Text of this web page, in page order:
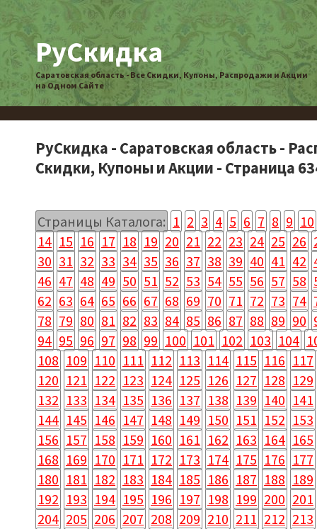
РуСкидка
Саратовская область - Все Скидки, Купоны, Распродажи и Акции
на Одном Сайте
РуСкидка - Саратовская область -
Скидки, Купоны и Акции - Страница
Страницы Каталога: 1 2 3 4 5 6 7 8 9 10
14 15 16 17 18 19 20 21 22 23 24 25 26
30 31 32 33 34 35 36 37 38 39 40 41 42
46 47 48 49 50 51 52 53 54 55 56 57 58
62 63 64 65 66 67 68 69 70 71 72 73 74
78 79 80 81 82 83 84 85 86 87 88 89 90
94 95 96 97 98 99 100 101 102 103 104
108 109 110 111 112 113 114 115 116 117
120 121 122 123 124 125 126 127 128 129
132 133 134 135 136 137 138 139 140 141
144 145 146 147 148 149 150 151 152 153
156 157 158 159 160 161 162 163 164 165
168 169 170 171 172 173 174 175 176 177
180 181 182 183 184 185 186 187 188 189
192 193 194 195 196 197 198 199 200 201
204 205 206 207 208 209 210 211 212 213